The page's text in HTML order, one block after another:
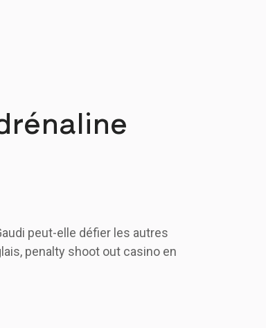
peut-elle défier les autres
penalty shoot out casino en